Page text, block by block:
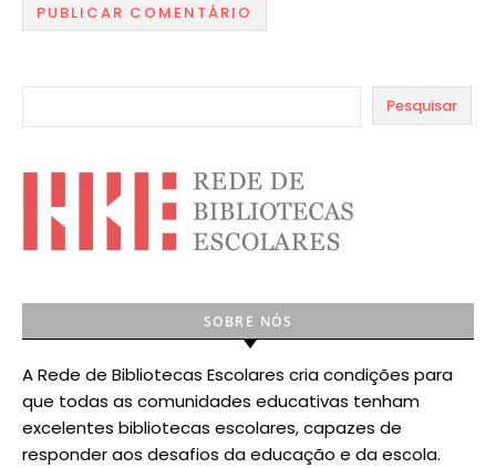
Pesquisar
SOBRE NÓS
A Rede de Bibliotecas Escolares cria condições para
que todas as comunidades educativas tenham
excelentes bibliotecas escolares, capazes de
responder aos desafios da educação e da escola.